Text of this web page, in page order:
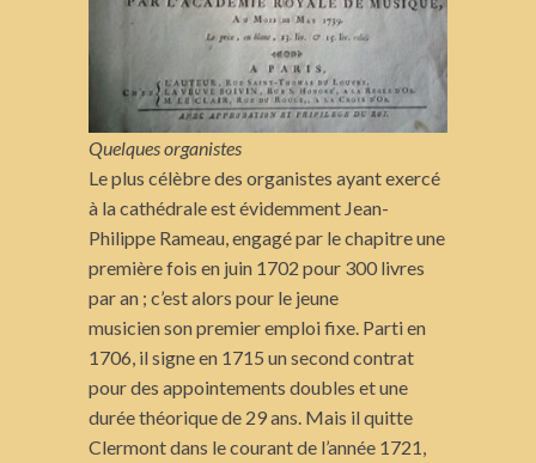
Quelques organistes
Le plus célèbre des organistes ayant exercé
à la cathédrale est évidemment Jean-
Philippe Rameau, engagé par le chapitre une
première fois en juin 1702 pour 300 livres
par an ; c’est alors pour le jeune
musicien son premier emploi fixe. Parti en
1706, il signe en 1715 un second contrat
pour des appointements doubles et une
durée théorique de 29 ans. Mais il quitte
Clermont dans le courant de l’année 1721,